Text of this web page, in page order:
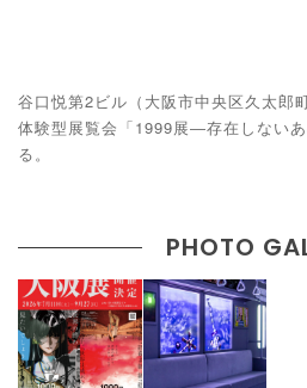
谷口悦第2ビル（大阪市中央区久太郎
体験型展覧会「1999展―存在しない
る。
PHOTO